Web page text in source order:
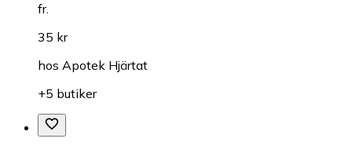
fr.
35 kr
hos Apotek Hjärtat
+5 butiker